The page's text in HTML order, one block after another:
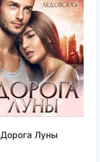
Дорога Луны